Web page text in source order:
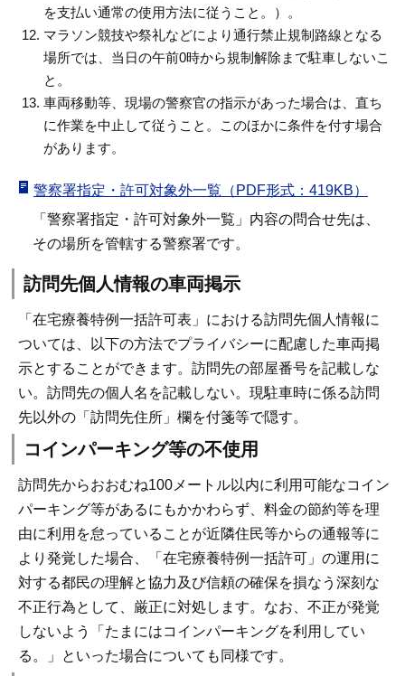
を支払い通常の使用方法に従うこと。）。
マラソン競技や祭礼などにより通行禁止規制路線となる
場所では、当日の午前0時から規制解除まで駐車しないこ
と。
車両移動等、現場の警察官の指示があった場合は、直ち
に作業を中止して従うこと。このほかに条件を付す場合
があります。
警察署指定・許可対象外一覧（PDF形式：419KB）
「警察署指定・許可対象外一覧」内容の問合せ先は、
その場所を管轄する警察署です。
訪問先個人情報の車両掲示
「在宅療養特例一括許可表」における訪問先個人情報に
ついては、以下の方法でプライバシーに配慮した車両掲
示とすることができます。訪問先の部屋番号を記載しな
い。訪問先の個人名を記載しない。現駐車時に係る訪問
先以外の「訪問先住所」欄を付箋等で隠す。
コインパーキング等の不使用
訪問先からおおむね100メートル以内に利用可能なコイン
パーキング等があるにもかかわらず、料金の節約等を理
由に利用を怠っていることが近隣住民等からの通報等に
より発覚した場合、「在宅療養特例一括許可」の運用に
対する都民の理解と協力及び信頼の確保を損なう深刻な
不正行為として、厳正に対処します。なお、不正が発覚
しないよう「たまにはコインパーキングを利用してい
る。」といった場合についても同様です。